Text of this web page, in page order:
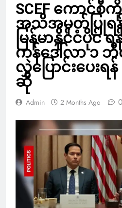
SCEF ကောင်စီကို
အသိအမှတ်ပြုရ
မြန်မာနိုင်ငံပိုင်
ကန်ဒေါ်လာ ၁
လွှဲပြောင်းပေးရ
ဆို
Admin 2 Months Ago 0